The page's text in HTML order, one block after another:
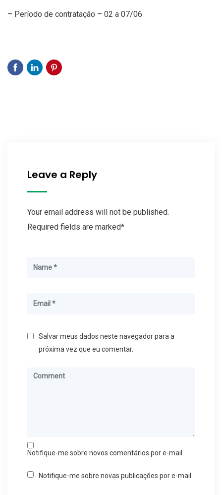
– Período de contratação – 02 a 07/06
Leave a Reply
Your email address will not be published.
Required fields are marked*
Salvar meus dados neste navegador para a
próxima vez que eu comentar.
Notifique-me sobre novos comentários por e-mail.
Notifique-me sobre novas publicações por e-mail.